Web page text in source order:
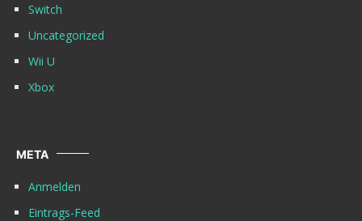
Switch
Uncategorized
Wii U
Xbox
META
Anmelden
Eintrags-Feed